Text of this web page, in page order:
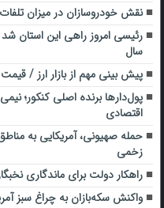
نقش خودروسازان در میزان
سال
پیش بینی مهم از بازار ارز /
پول‌دارها برنده اصلی کنکور؛
اقتصادی
زخمی
راهکار دولت برای ماندگاری
واکنش سکه‌بازان به چراغ سبز